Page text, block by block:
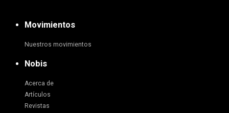
Movimientos
Nuestros movimientos
Nobis
Acerca de
Artículos
Revistas